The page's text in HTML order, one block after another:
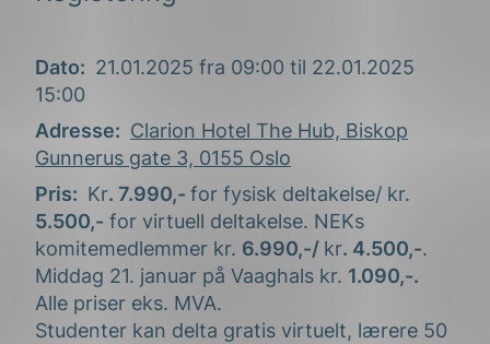
både for nettanlegg og kraftproduksjon. Han er
NEK, DSB og ABB. Han er utdannet elektroingeniør
fra NTNU og Universitetet i Stavanger.
Chief Research Scientist i SINTEF Energy
Bjørn Gustavsen
Temaet jordfeilfaktor er et svært viktig tema når
det gjelder prosjektering av nettanlegg i et
erfaringer fra et pågående FOU-prosjektet på
dette temaet. Han er Chief Research Scientist at
SINTEF Energy Research og er utdannet
elektroingeniør fra NTNU.
NEK og REN
Lars Jakob Paulsen og Espen Masvik
Lars Jakob og Espen avslutter dagen.
Dato
21.01.2025 fra 09:00 til 22.01.2025
15:00
Adresse
Clarion Hotel The Hub, Biskop
Gunnerus gate 3, 0155 Oslo
Pris
Kr. 7.990,- for fysisk deltakelse/ kr.
5.500,- for virtuell deltakelse. NEKs
komitemedlemmer kr. 6.990,-/ kr. 4.500,-.
Middag 21. januar på Vaaghals kr. 1.090,-.
Alle priser eks. MVA.
Studenter kan delta gratis virtuelt, lærere 50